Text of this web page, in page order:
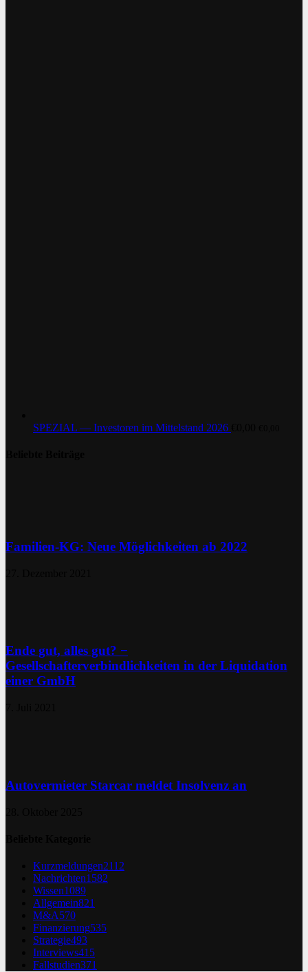
SPEZIAL — Investoren im Mittelstand 2026
Familien-KG: Neue Möglichkeiten ab 2022
Ende gut, alles gut? −
Gesellschafterverbindlichkeiten in der Liquidation
einer GmbH
Autovermieter Starcar meldet Insolvenz an
Kurzmeldungen2112
Nachrichten1582
Wissen1089
Allgemein821
M&A570
Finanzierung535
Strategie493
Interviews415
Fallstudien371